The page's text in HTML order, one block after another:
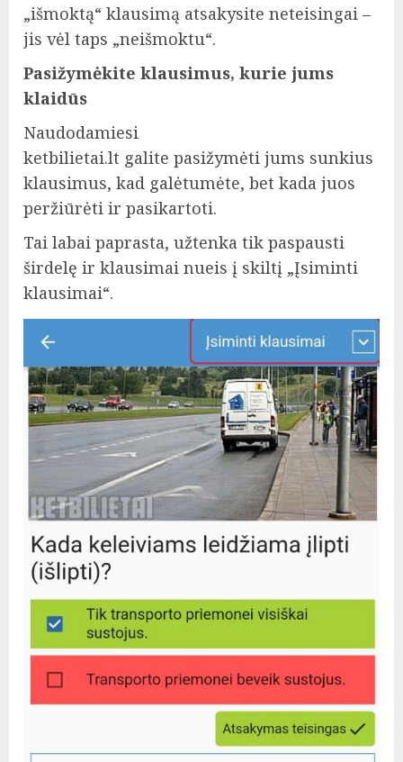
„išmoktą“ klausimą atsakysite neteisingai –
jis vėl taps „neišmoktu“.
Pasižymėkite klausimus, kurie jums
klaidūs
Naudodamiesi
ketbilietai.lt galite pasižymėti jums sunkius
klausimus, kad galėtumėte, bet kada juos
peržiūrėti ir pasikartoti.
Tai labai paprasta, užtenka tik paspausti
širdelę ir klausimai nueis į skiltį „Įsiminti
klausimai“.